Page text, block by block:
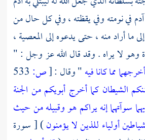
آدم في نومته وفي يقظته ، وفي كل حال من
ما أراد منه ، حتى يدعوه إلى المعصية ،
وهو لا يراه . وقد قال الله عز وجل : "
مما كانا فيه" وقال :[ص: 533
الشيطان كما أخرج أبويكم من الجنة
سوآتهما إنه يراكم هو وقبيله من حيث
أولياء للذين لا يؤمنون) [ سورة